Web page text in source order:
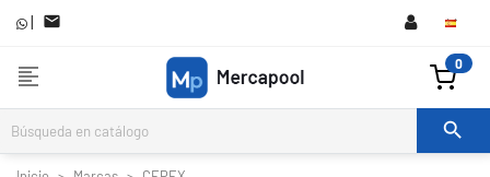
| 
format_align_left 0
